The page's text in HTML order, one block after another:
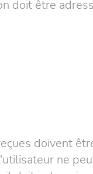
doit être
doivent
ne